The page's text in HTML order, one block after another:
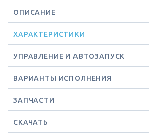
ОПИСАНИЕ
ХАРАКТЕРИСТИКИ
УПРАВЛЕНИЕ И АВТОЗАПУСК
ВАРИАНТЫ ИСПОЛНЕНИЯ
ЗАПЧАСТИ
СКАЧАТЬ